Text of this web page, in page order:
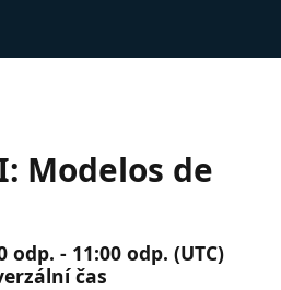
Modelos de
- 11:00 odp. (UTC)
čas